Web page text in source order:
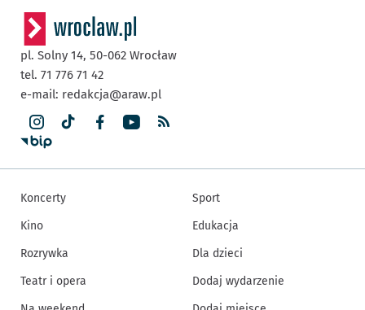
pl. Solny 14, 50-062 Wrocław
tel. 71 776 71 42
e-mail: redakcja@araw.pl
Koncerty
Kino
Rozrywka
Teatr i opera
Sport
Edukacja
Dla dzieci
Dodaj wydarzenie